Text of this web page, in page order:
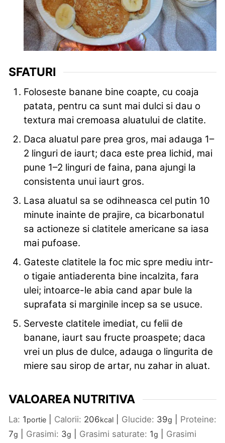
SFATURI
Foloseste banane bine coapte, cu coaja
patata, pentru ca sunt mai dulci si dau o
textura mai cremoasa aluatului de clatite.
Daca aluatul pare prea gros, mai adauga 1–
2 linguri de iaurt; daca este prea lichid, mai
pune 1–2 linguri de faina, pana ajungi la
consistenta unui iaurt gros.
Lasa aluatul sa se odihneasca cel putin 10
minute inainte de prajire, ca bicarbonatul
sa actioneze si clatitele americane sa iasa
mai pufoase.
Gateste clatitele la foc mic spre mediu intr-
o tigaie antiaderenta bine incalzita, fara
ulei; intoarce-le abia cand apar bule la
suprafata si marginile incep sa se usuce.
Serveste clatitele imediat, cu felii de
banane, iaurt sau fructe proaspete; daca
vrei un plus de dulce, adauga o lingurita de
miere sau sirop de artar, nu zahar in aluat.
VALOAREA NUTRITIVA
La: 1portie Calorii: 206kcal Glucide: 39g
Proteine:
7g Grasimi: 3g Grasimi saturate: 1g
Grasimi